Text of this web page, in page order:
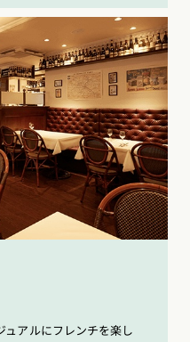
アルにフレンチを楽し